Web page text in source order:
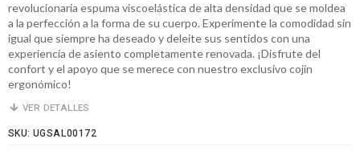
revolucionaria espuma viscoelástica de alta densidad que se moldea
a la perfección a la forma de su cuerpo. Experimente la comodidad sin
igual que siempre ha deseado y deleite sus sentidos con una
experiencia de asiento completamente renovada. ¡Disfrute del
confort y el apoyo que se merece con nuestro exclusivo cojín
ergonómico!
VER DETALLES
SKU: UGSAL00172